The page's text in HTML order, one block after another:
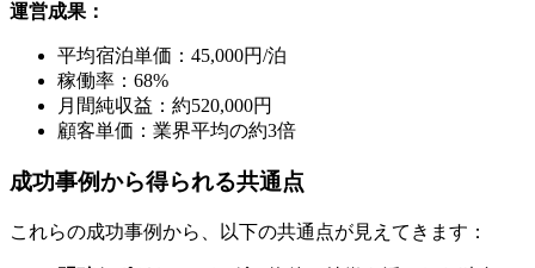
運営成果：
平均宿泊単価：45,000円/泊
稼働率：68%
月間純収益：約520,000円
顧客単価：業界平均の約3倍
成功事例から得られる共通点
これらの成功事例から、以下の共通点が見えてきます：